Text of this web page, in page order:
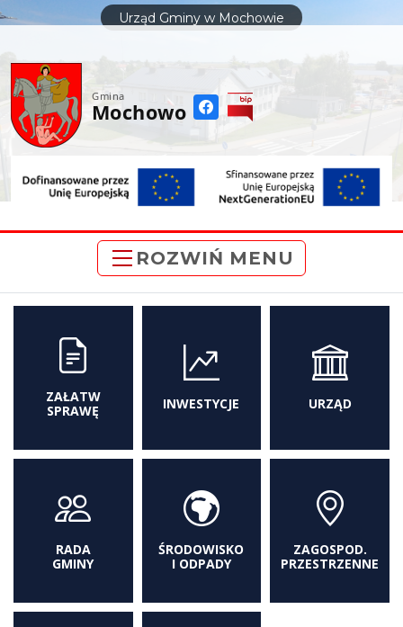
treści
Urząd Gminy w Mochowie
Gmina
Mochowo
ROZWIŃ MENU
ZAŁATW
SPRAWĘ
INWESTYCJE URZĄD
RADA
GMINY
ŚRODOWISKO
I ODPADY
ZAGOSPOD.
PRZESTRZENNE